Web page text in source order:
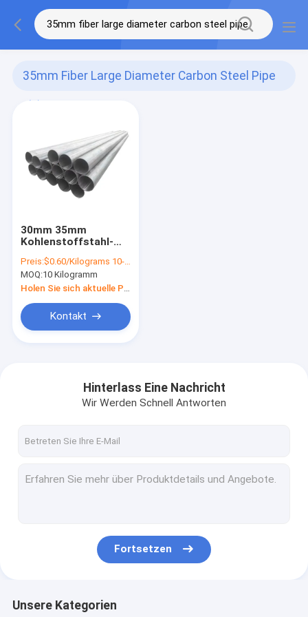
35mm Fiber Large Diameter Carbon Steel Pipe
30mm 35mm
Kohlenstoffstahl-
Faser-großer
Durchmesser-
Kohlenstoffstahl-
Rohr-40mm 45mm
55mm 60mm
Preis:$0.60/Kilograms 10-100 Kilograms
MOQ:10 Kilogramm
Kontakt
Hinterlass Eine Nachricht
Wir Werden Schnell Antworten
Fortsetzen
Unsere Kategorien